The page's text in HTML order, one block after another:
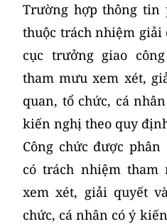
Trường hợp thông tin
thuộc trách nhiệm giải
cục trưởng giao
tham mưu xem xét,
quan, tổ chức, cá
kiến nghị theo quy
Công chức được
có trách nhiệm tham
xem xét, giải quyết
chức, cá nhân có ý